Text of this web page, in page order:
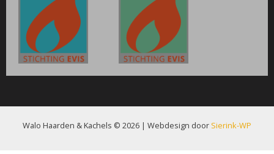
Walo Haarden & Kachels © 2026 | Webdesign door Sierink-WP